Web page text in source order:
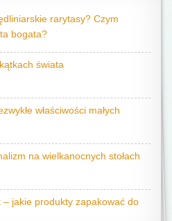
rarytasy? Czym
bogata?
świata
właściwości małych
na wielkanocnych stołach
– jakie produkty zapakować do